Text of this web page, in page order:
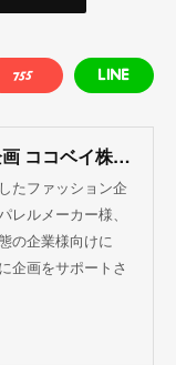
売れるファッション企画 ココベイ株式会社
たファッション企
ルメーカー様、
の企業様向けに
企画をサポートさ